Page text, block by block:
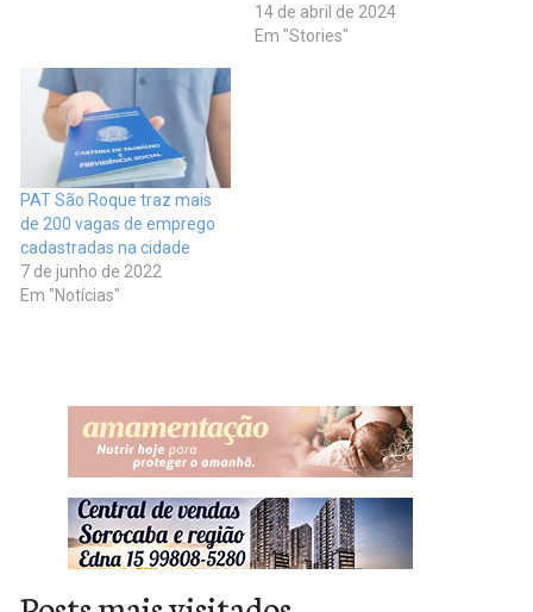
14 de abril de 2024
Em "Stories"
PAT São Roque traz mais
de 200 vagas de emprego
cadastradas na cidade
7 de junho de 2022
Em "Notícias"